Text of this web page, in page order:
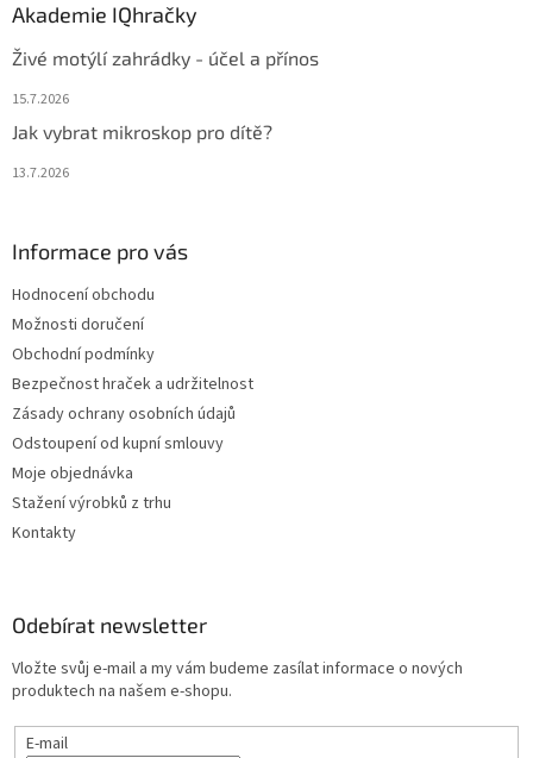
Akademie IQhračky
Živé motýlí zahrádky - účel a přínos
15.7.2026
Jak vybrat mikroskop pro dítě?
13.7.2026
Informace pro vás
Hodnocení obchodu
Možnosti doručení
Obchodní podmínky
Bezpečnost hraček a udržitelnost
Zásady ochrany osobních údajů
Odstoupení od kupní smlouvy
Moje objednávka
Stažení výrobků z trhu
Kontakty
Odebírat newsletter
Vložte svůj e-mail a my vám budeme zasílat informace o nových
produktech na našem e-shopu.
E-mail